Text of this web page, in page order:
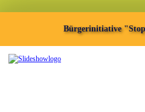
Bürgerinitiative